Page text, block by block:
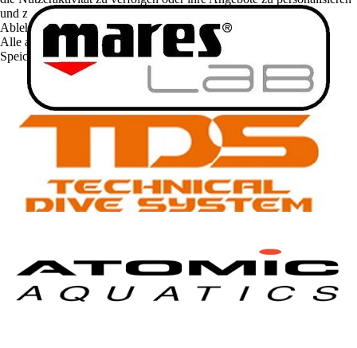
und zu optimieren.
Ablehnen
Alle akzeptieren
Speichern